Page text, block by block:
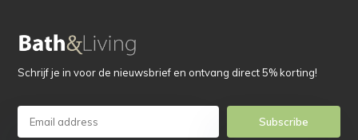
Schrijf je in voor de nieuwsbrief en ontvang direct 5% korting!
Subscribe